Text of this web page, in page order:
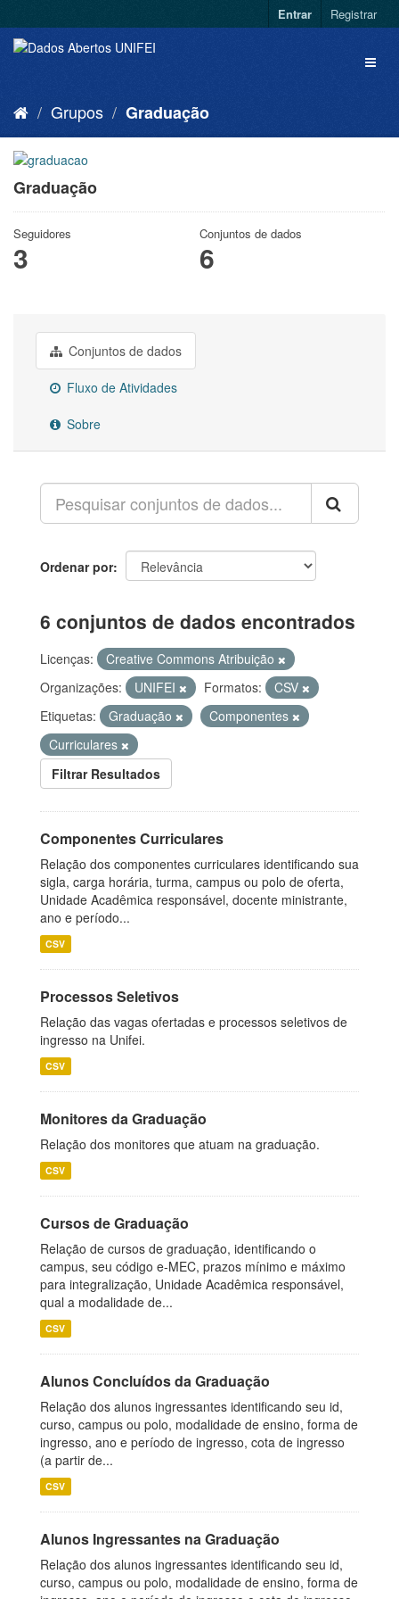
Entrar Registrar
Grupos Graduação
Graduação
Seguidores
3
Conjuntos de dados
6
Conjuntos de dados
Fluxo de Atividades
Sobre
Ordenar por
6 conjuntos de dados encontrados
Licenças:
Creative Commons Atribuição
Organizações:
UNIFEI Formatos:
CSV
Etiquetas:
Graduação
Componentes
Curriculares
Filtrar Resultados
Componentes Curriculares
Relação dos componentes curriculares identificando sua
sigla, carga horária, turma, campus ou polo de oferta,
Unidade Acadêmica responsável, docente ministrante,
ano e período...
CSV
Processos Seletivos
Relação das vagas ofertadas e processos seletivos de
ingresso na Unifei.
CSV
Monitores da Graduação
Relação dos monitores que atuam na graduação.
CSV
Cursos de Graduação
Relação de cursos de graduação, identificando o
campus, seu código e-MEC, prazos mínimo e máximo
para integralização, Unidade Acadêmica responsável,
qual a modalidade de...
CSV
Alunos Concluídos da Graduação
Relação dos alunos ingressantes identificando seu id,
curso, campus ou polo, modalidade de ensino, forma de
ingresso, ano e período de ingresso, cota de ingresso
(a partir de...
CSV
Alunos Ingressantes na Graduação
Relação dos alunos ingressantes identificando seu id,
curso, campus ou polo, modalidade de ensino, forma de